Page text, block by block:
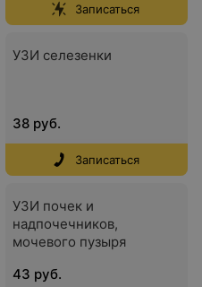
Записаться
УЗИ селезенки
38 руб.
Записаться
УЗИ почек и
надпочечников,
мочевого пузыря
43 руб.